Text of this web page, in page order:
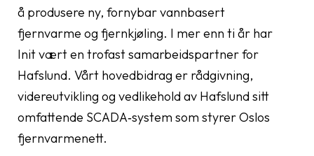
å produsere ny, fornybar vannbasert
fjernvarme og fjernkjøling. I mer enn ti år har
Init vært en trofast samarbeidspartner for
Hafslund. Vårt hovedbidrag er rådgivning,
videreutvikling og vedlikehold av Hafslund sitt
omfattende SCADA‑system som styrer Oslos
fjernvarmenett.